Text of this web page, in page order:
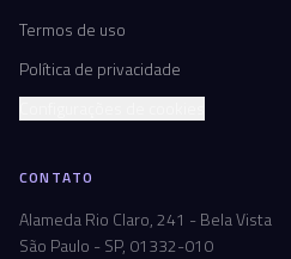
Termos de uso
Política de privacidade
CONTATO
Alameda Rio Claro, 241 - Bela Vista
São Paulo - SP, 01332-010